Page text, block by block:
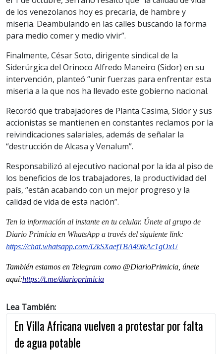
de los venezolanos hoy es precaria, de hambre y
miseria. Deambulando en las calles buscando la forma
para medio comer y medio vivir”.
Finalmente, César Soto, dirigente sindical de la
Siderúrgica del Orinoco Alfredo Maneiro (Sidor) en su
intervención, planteó “unir fuerzas para enfrentar esta
miseria a la que nos ha llevado este gobierno nacional.
Recordó que trabajadores de Planta Casima, Sidor y sus
accionistas se mantienen en constantes reclamos por la
reivindicaciones salariales, además de señalar la
“destrucción de Alcasa y Venalum”.
Responsabilizó al ejecutivo nacional por la ida al piso de
los beneficios de los trabajadores, la productividad del
país, “están acabando con un mejor progreso y la
calidad de vida de esta nación”.
Ten la información al instante en tu celular. Únete al grupo de
Diario Primicia en WhatsApp a través del siguiente link:
https://chat.whatsapp.com/I2kSXaefTBA49tkAc1gOxU
También estamos en Telegram como @DiarioPrimicia, únete
aquí:https://t.me/diarioprimicia
Lea También:
En Villa Africana vuelven a protestar por falta
de agua potable